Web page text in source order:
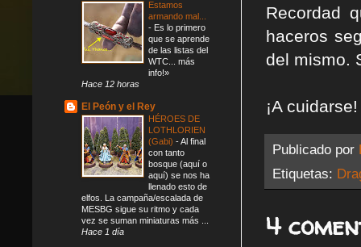
Recordad
haceros
del mismo.
¡A cuidarse!
Publicado por
Etiquetas:
4
Estamos
armando mal...
- Es lo primero
que se aprende
de las listas del
WTC... más
info!»
Hace 12 horas
El Peón y el Rey
HÉROES DE
LOTHLORIEN
(Gabi) -Al final
con tanto
bosque (aquí o
aquí) se nos ha
llenado esto de
elfos. La campaña/escalada de
MESBG sigue su ritmo y cada
vez se suman miniaturas más ...
Hace 1 día